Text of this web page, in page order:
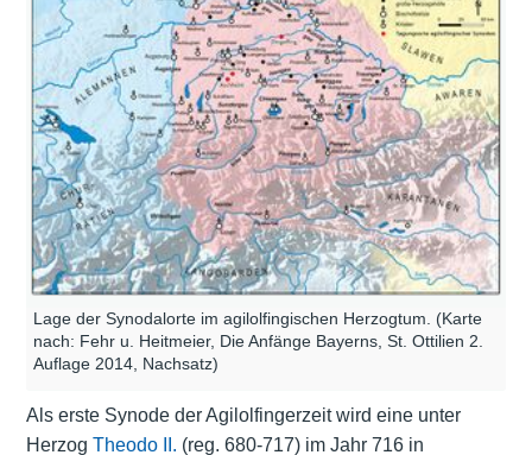
Lage der Synodalorte im agilolfingischen Herzogtum. (Karte
nach: Fehr u. Heitmeier, Die Anfänge Bayerns, St. Ottilien 2.
Auflage 2014, Nachsatz)
Als erste Synode der Agilolfingerzeit wird eine unter
Herzog Theodo II. (reg. 680-717) im Jahr 716 in